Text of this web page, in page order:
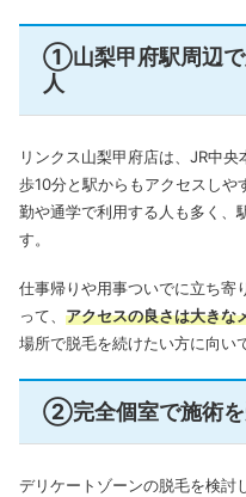
①山梨甲府駅周辺で
人
リンクス山梨甲府店は、JR中
歩10分と駅からもアクセスしや
勤や通学で利用する人も多く、
す。
仕事帰りや用事ついでに立ち寄
って、 アクセスの良さは大きな
場所で脱毛を続けたい方に向い
②完全個室で施術を
デリケートゾーンの脱毛を検討